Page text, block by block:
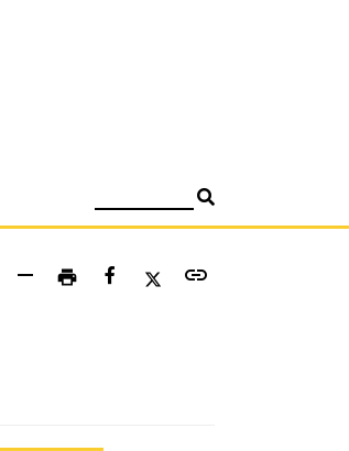
remove print link